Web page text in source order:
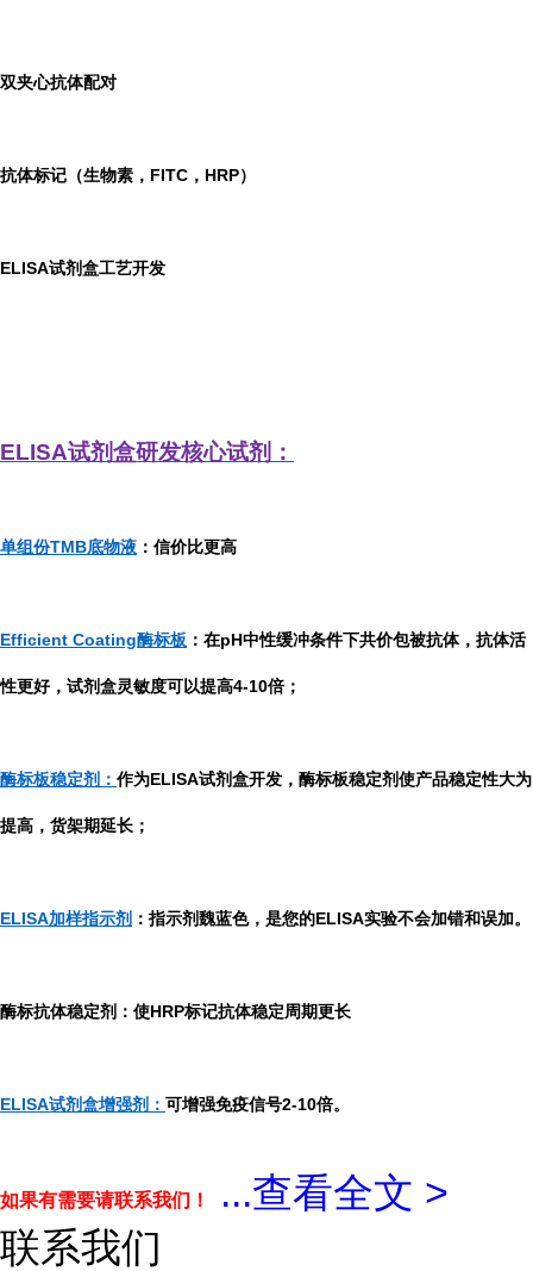
双夹心抗体配对
抗体标记（生物素，FITC，HRP）
ELISA试剂盒工艺开发
ELISA试剂盒研发核心试剂：
单组份TMB底物液 ：信价比更高
Efficient Coating酶标板 ：在pH中性缓冲条件下共价包被抗体，抗体活
性更好，试剂盒灵敏度可以提高4-10倍；
酶标板稳定剂： 作为ELISA试剂盒开发，酶标板稳定剂使产品稳定性大为
提高，货架期延长；
ELISA加样指示剂 ：指示剂魏蓝色，是您的ELISA实验不会加错和误加。
酶标抗体稳定剂：使HRP标记抗体稳定周期更长
ELISA试剂盒增强剂： 可增强免疫信号2-10倍。
如果有需要请联系我们！ ...查看全文 >
联系我们